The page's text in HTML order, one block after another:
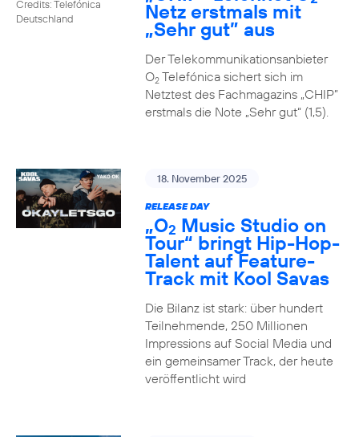
Credits: Telefónica
Deutschland
Netz erstmals mit
„Sehr gut” aus
Der Telekommunikationsanbieter
O2Telefónica sichert sich im
Netztest des Fachmagazins „CHIP”
erstmals die Note „Sehr gut“ (1,5).
18. November 2025
RELEASE DAY
„O2 Music Studio on
Tour“ bringt Hip-Hop-
Talent auf Feature-
Track mit Kool Savas
Die Bilanz ist stark: über hundert
Teilnehmende, 250 Millionen
Impressions auf Social Media und
ein gemeinsamer Track, der heute
veröffentlicht wird